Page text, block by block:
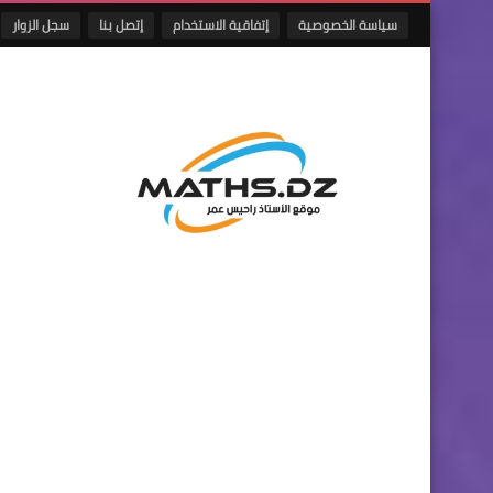
سياسة الخصوصية إتفاقية الاستخدام إتصل بنا سجل الزوار